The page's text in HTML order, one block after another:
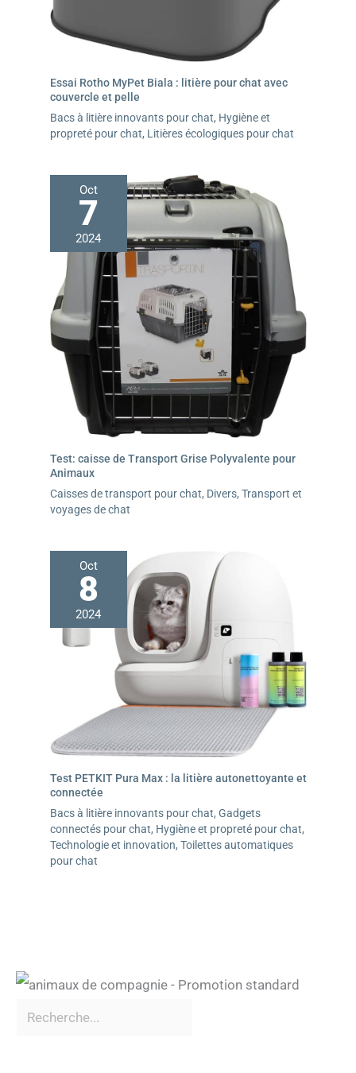
Essai Rotho MyPet Biala : litière pour chat avec
couvercle et pelle
Bacs à litière innovants pour chat, Hygiène et
propreté pour chat, Litières écologiques pour chat
Oct
7
2024
Test: caisse de Transport Grise Polyvalente pour
Animaux
Caisses de transport pour chat, Divers, Transport et
voyages de chat
Oct
8
2024
Test PETKIT Pura Max : la litière autonettoyante et
connectée
Bacs à litière innovants pour chat, Gadgets
connectés pour chat, Hygiène et propreté pour chat,
Technologie et innovation, Toilettes automatiques
pour chat